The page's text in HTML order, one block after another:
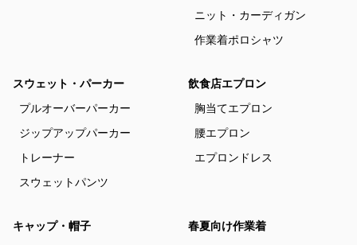
ニット・カーディガン
作業着ポロシャツ
スウェット・パーカー
プルオーバーパーカー
ジップアップパーカー
トレーナー
スウェットパンツ
飲食店エプロン
胸当てエプロン
腰エプロン
エプロンドレス
キャップ・帽子
春夏向け作業着